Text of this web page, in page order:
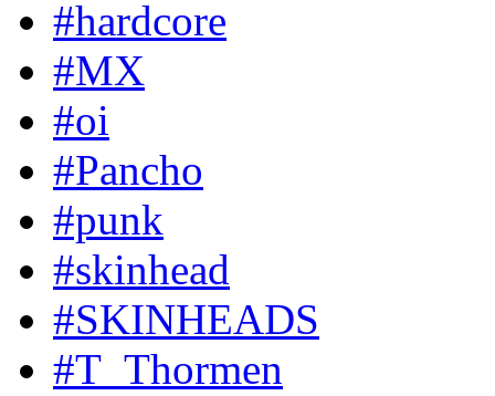
#hardcore
#MX
#oi
#Pancho
#punk
#skinhead
#SKINHEADS
#T_Thormen